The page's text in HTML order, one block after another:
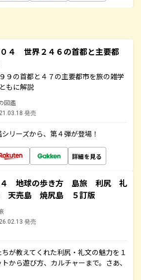
４ 世界２４６の首都と主要都
９の首都と４７の主要都市を旅の雑学
もに解説
図鑑
発売
シリーズから、第４弾が登場！
詳細を見る
４ 地球の歩き方 島旅 利尻 礼
天売島 焼尻島 ５訂版
発売
が教えてくれた利尻・礼文の魅力を１
から遊び方、カルチャーまで。さあ、